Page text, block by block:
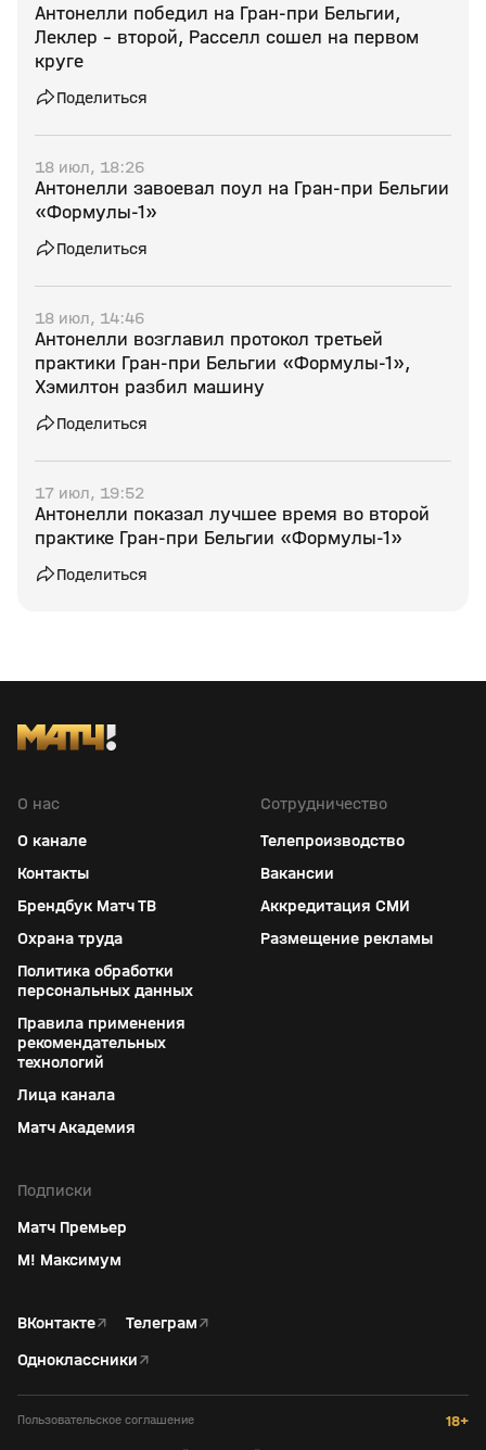
Антонелли победил на Гран‑при Бельгии,
Леклер – второй, Расселл сошел на первом
круге
Поделиться
18 июл, 18:26
Антонелли завоевал поул на Гран‑при Бельгии
«Формулы‑1»
Поделиться
18 июл, 14:46
Антонелли возглавил протокол третьей
практики Гран‑при Бельгии «Формулы‑1»,
Хэмилтон разбил машину
Поделиться
17 июл, 19:52
Антонелли показал лучшее время во второй
практике Гран‑при Бельгии «Формулы‑1»
Поделиться
О нас
О канале
Контакты
Брендбук Матч ТВ
Охрана труда
Политика обработки
персональных данных
Правила применения
рекомендательных
технологий
Лица канала
Матч Академия
Сотрудничество
Телепроизводство
Вакансии
Аккредитация СМИ
Размещение рекламы
Подписки
Матч Премьер
М! Максимум
ВКонтакте↗ Телеграм↗
Одноклассники↗
Пользовательское соглашение 18+